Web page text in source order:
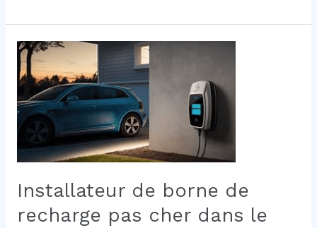
borne
de
recharge
V2c
Trydan
Installateur de borne de
recharge pas cher dans le